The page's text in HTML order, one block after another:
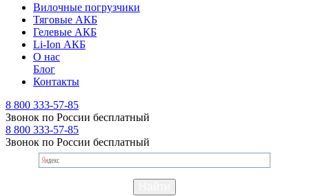
Вилочные погрузчики
Тяговые АКБ
Гелевые АКБ
Li-Ion АКБ
О нас
Блог
Контакты
8 800 333-57-85
Звонок по России бесплатный
8 800 333-57-85
Звонок по России бесплатный